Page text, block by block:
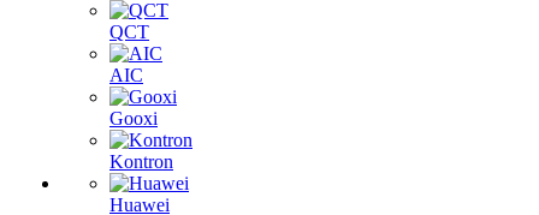
QCT
AIC
Gooxi
Kontron
Huawei